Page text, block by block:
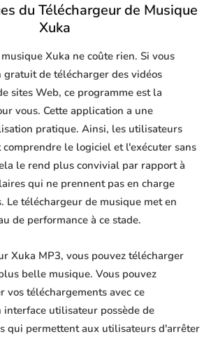
du Téléchargeur de Musique
Xuka
Xuka ne coûte rien. Si vous
gratuit de télécharger des vidéos
sites Web, ce programme est la
vous. Cette application a une
pratique. Ainsi, les utilisateurs
le logiciel et l'exécuter sans
le rend plus convivial par rapport à
qui ne prennent pas en charge
Le téléchargeur de musique met en
de performance à ce stade.
Xuka MP3, vous pouvez télécharger
belle musique. Vous pouvez
vos téléchargements avec ce
interface utilisateur possède de
qui permettent aux utilisateurs d'arrêter